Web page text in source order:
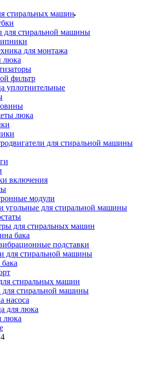
стиральных машин
стиральной машины
для монтажа
люка
фильтр
уплотнительные
люка
для стиральной машины
включения
модули
угольные для стиральной машины
для стиральных машин
бака
подставки
для стиральной машины
стиральных машин
стиральной машины
насоса
для люка
люка